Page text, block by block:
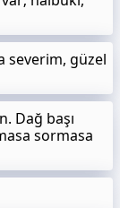
severim, güzel
Dağ başı
sormasa